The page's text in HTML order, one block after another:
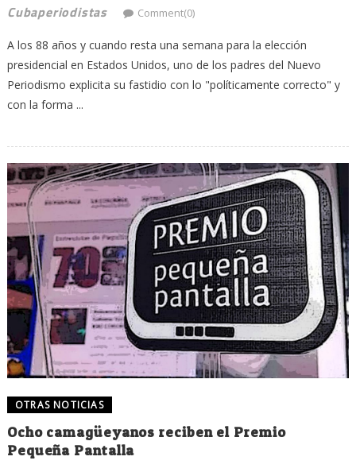
Cubaperiodistas
Comment(0)
A los 88 años y cuando resta una semana para la elección
presidencial en Estados Unidos, uno de los padres del Nuevo
Periodismo explicita su fastidio con lo "políticamente correcto" y
con la forma ...
OTRAS NOTICIAS
Ocho camagüeyanos reciben el Premio
Pequeña Pantalla